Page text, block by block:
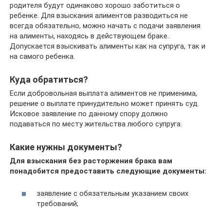
родителя будут одинаково хорошо заботиться о
ребенке. Для взыскания алиментов разводиться не
всегда обязательно, можно начать с подачи заявления
на алименты, находясь в действующем браке.
Допускается взыскивать алименты как на супруга, так и
на самого ребенка.
Куда обратиться?
Если добровольная выплата алиментов не применима,
решение о выплате принудительно может принять суд.
Исковое заявление по данному спору должно
подаваться по месту жительства любого супруга.
Какие нужны документы?
Для взыскания без расторжения брака вам
понадобится предоставить следующие документы:
заявление с обязательным указанием своих
требований;